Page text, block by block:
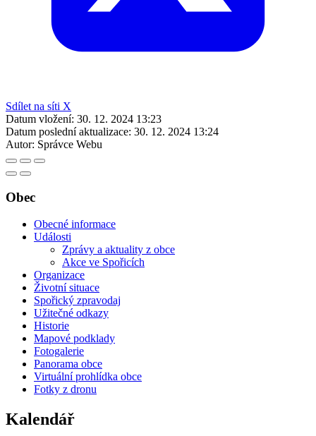
Sdílet na síti X
Datum vložení: 30. 12. 2024 13:23
Datum poslední aktualizace: 30. 12. 2024 13:24
Autor: Správce Webu
Obec
Obecné informace
Události
Zprávy a aktuality z obce
Akce ve Spořicích
Organizace
Životní situace
Spořický zpravodaj
Užitečné odkazy
Historie
Mapové podklady
Fotogalerie
Panorama obce
Virtuální prohlídka obce
Fotky z dronu
Kalendář